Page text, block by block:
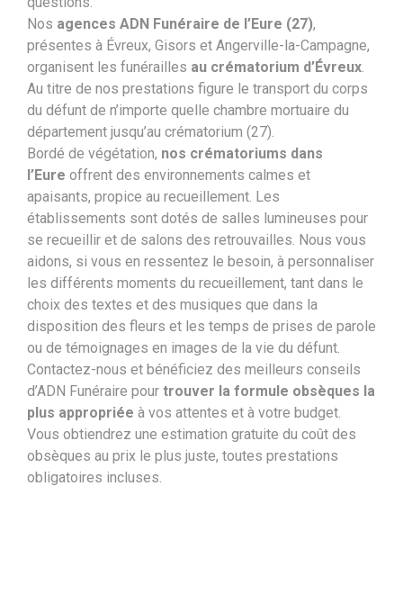
Nos agences ADN Funéraire de l’Eure (27),
présentes à Évreux, Gisors et Angerville-la-Campagne,
organisent les funérailles au crématorium d’Évreux
Au titre de nos prestations figure le transport du corps
du défunt de n’importe quelle chambre mortuaire du
département jusqu’au crématorium (27).
Bordé de végétation, nos crématoriums dans
l’Eure offrent des environnements calmes et
apaisants, propice au recueillement. Les
établissements sont dotés de salles lumineuses pour
se recueillir et de salons des retrouvailles. Nous vous
aidons, si vous en ressentez le besoin, à personnaliser
les différents moments du recueillement, tant dans le
choix des textes et des musiques que dans la
disposition des fleurs et les temps de prises de parole
ou de témoignages en images de la vie du défunt.
Contactez-nous et bénéficiez des meilleurs conseils
d’ADN Funéraire pour trouver la formule obsèques la
plus appropriée à vos attentes et à votre budget.
Vous obtiendrez une estimation gratuite du coût des
obsèques au prix le plus juste, toutes prestations
obligatoires incluses.